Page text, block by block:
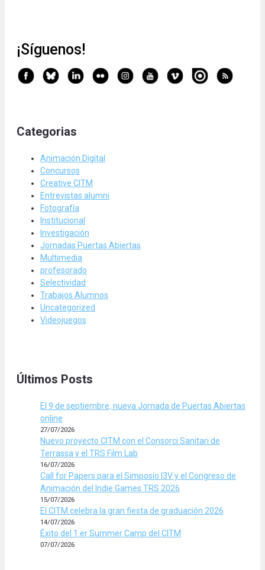
¡Síguenos!
Categorias
Animación Digital
Concursos
Creative CITM
Entrevistas alumni
Fotografía
Institucional
Investigación
Jornadas Puertas Abiertas
Multimedia
profesorado
Selectividad
Trabajos Alumnos
Uncategorized
Videojuegos
Últimos Posts
El 9 de septiembre, nueva Jornada de Puertas Abiertas
online
27/07/2026
Nuevo proyecto CITM con el Consorci Sanitari de
Terrassa y el TRS Film Lab
16/07/2026
Call for Papers para el Simposio I3V y el Congreso de
Animación del Indie Games TRS 2026
15/07/2026
El CITM celebra la gran fiesta de graduación 2026
14/07/2026
Éxito del 1.er Summer Camp del CITM
07/07/2026